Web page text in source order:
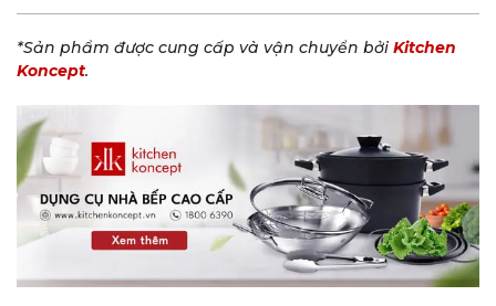
*Sản phẩm được cung cấp và vận chuyển bởi Kitchen
Koncept.